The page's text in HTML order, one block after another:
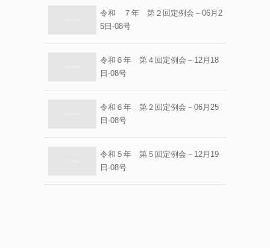
令和 ７年 第２回定例会－06月2
5日-08号
令和６年 第４回定例会－12月18
日-08号
令和６年 第２回定例会－06月25
日-08号
令和５年 第５回定例会－12月19
日-08号